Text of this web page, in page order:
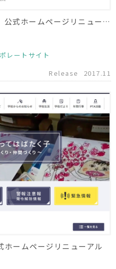
株式会社アムールハウス様 公式ホームページリニューアル
レートサイト
Release
2017.11
ームページリニューアル